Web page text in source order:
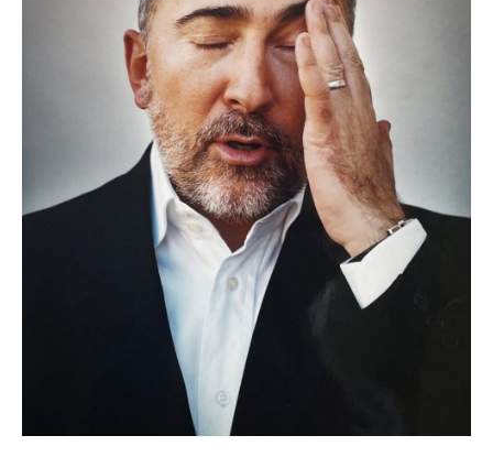
EVA VILLAR